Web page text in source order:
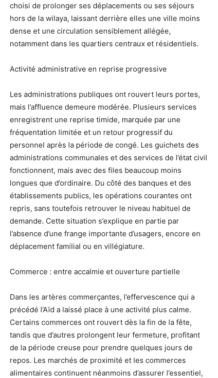
choisi de prolonger ses déplacements ou ses séjours
hors de la wilaya, laissant derrière elles une ville moins
dense et une circulation sensiblement allégée,
notamment dans les quartiers centraux et résidentiels.
Activité administrative en reprise progressive
Les administrations publiques ont rouvert leurs portes,
mais l’affluence demeure modérée. Plusieurs services
enregistrent une reprise timide, marquée par une
fréquentation limitée et un retour progressif du
personnel après la période de congé. Les guichets des
administrations communales et des services de l’état civil
fonctionnent, mais avec des files beaucoup moins
longues que d’ordinaire. Du côté des banques et des
établissements publics, les opérations courantes ont
repris, sans toutefois retrouver le niveau habituel de
demande. Cette situation s’explique en partie par
l’absence d’une frange importante d’usagers, encore en
déplacement familial ou en villégiature.
Commerce : entre accalmie et ouverture partielle
Dans les artères commerçantes, l’effervescence qui a
précédé l’Aïd a laissé place à une activité plus calme.
Certains commerces ont rouvert dès la fin de la fête,
tandis que d’autres prolongent leur fermeture, profitant
de la période creuse pour prendre quelques jours de
repos. Les marchés de proximité et les commerces
alimentaires continuent néanmoins d’assurer l’essentiel,